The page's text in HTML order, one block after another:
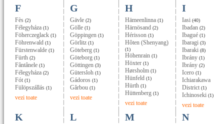
F
Fès (2)
Félegyháza (1)
Föherczeglack (1)
Föhrenwald (1)
Fürstenwalde (1)
Fürth (2)
Fântânele (1)
Félegyháza (2)
Fót (1)
Fülöpszállás (1)
vezi toate
G
Gävle (2)
Gölle (1)
Göppingen (1)
Görlitz (1)
Göteberg (1)
Göteborg (1)
Göttingen (3)
Gütersloh (1)
Gádoros (1)
Gârbou (1)
vezi toate
H
Hämeenlinna (1)
Härnösand (2)
Hérisson (1)
Hôten (Shenyang)
(1)
Höhenrain (1)
Höxter (1)
Hørsholm (1)
Hünfeld (1)
Hürth (1)
Hüttenberg (1)
vezi toate
I
Iasi (40)
Ibadan (2)
Ibagué (1)
Ibaragi (3)
Ibaraki (8)
Ibrány (1)
Ibrány (2)
Icero (1)
Ichiarakawa
District (1)
Ichinoseki (1)
vezi toate
K L M N